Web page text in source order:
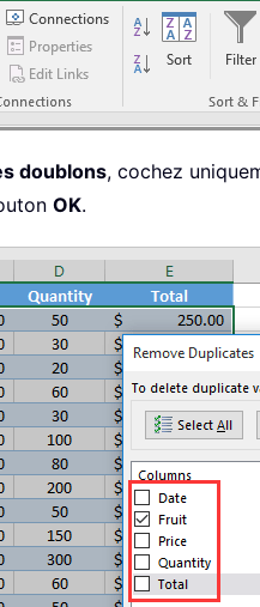
doublons, cochez
OK.